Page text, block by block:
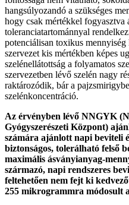
hangsúlyozandó a szükséges
hogy csak mértékkel fogyasztva
toleranciatartománnyal
potenciálisan toxikus
szervezet kis mértékben képes
szelénellátottság a folyamatos
szervezetben lévő szelén nagy
raktározódik, bár a
szelénkoncentráció.
Az érvényben lévő NNGYK
Gyógyszerészeti Központ)
számára ajánlott napi beviteli
biztonságos, tolerálható felső
maximális ásványianyag-
származó, napi rendszeres
feltehetően nem fejt ki
255 mikrogrammra módosult